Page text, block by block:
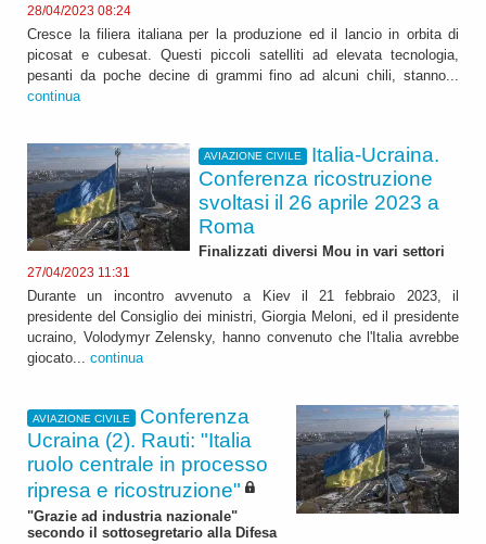
28/04/2023 08:24
Cresce la filiera italiana per la produzione ed il lancio in orbita di
picosat e cubesat. Questi piccoli satelliti ad elevata tecnologia,
pesanti da poche decine di grammi fino ad alcuni chili, stanno...
continua
AVIAZIONE CIVILE
Italia-Ucraina.
Conferenza ricostruzione
svoltasi il 26 aprile 2023 a
Roma
Finalizzati diversi Mou in vari settori
27/04/2023 11:31
Durante un incontro avvenuto a Kiev il 21 febbraio 2023, il
presidente del Consiglio dei ministri, Giorgia Meloni, ed il presidente
ucraino, Volodymyr Zelensky, hanno convenuto che l'Italia avrebbe
giocato... continua
AVIAZIONE CIVILE
Conferenza
Ucraina (2). Rauti: "Italia
ruolo centrale in processo
ripresa e ricostruzione"
"Grazie ad industria nazionale"
secondo il sottosegretario alla Difesa